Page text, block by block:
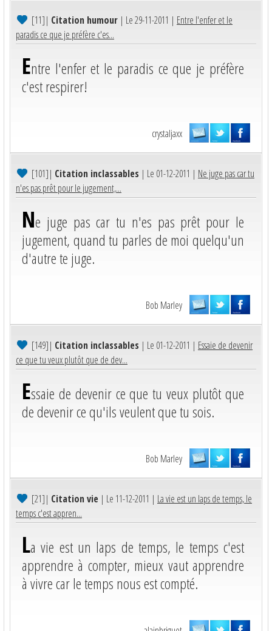
[11]| Citation humour | Le 29-11-2011 | Entre l'enfer et le
paradis ce que je préfère c'es...
Entre l'enfer et le paradis ce que je préfère
c'est respirer!
crystaljaxx
[101]| Citation inclassables | Le 01-12-2011 | Ne juge pas car tu
n'es pas prêt pour le jugement,...
Ne juge pas car tu n'es pas prêt pour le
jugement, quand tu parles de moi quelqu'un
d'autre te juge.
Bob Marley
[149]| Citation inclassables | Le 01-12-2011 | Essaie de devenir
ce que tu veux plutôt que de dev...
Essaie de devenir ce que tu veux plutôt que
de devenir ce qu'ils veulent que tu sois.
Bob Marley
[21]| Citation vie | Le 11-12-2011 | La vie est un laps de temps, le
temps c'est appren...
La vie est un laps de temps, le temps c'est
apprendre à compter, mieux vaut apprendre
à vivre car le temps nous est compté.